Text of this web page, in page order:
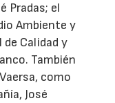
Pradas; el
Ambiente y
Calidad y
También
como
José